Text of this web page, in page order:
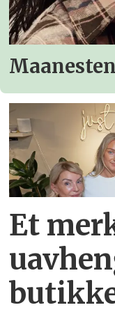
Maanesten
Et